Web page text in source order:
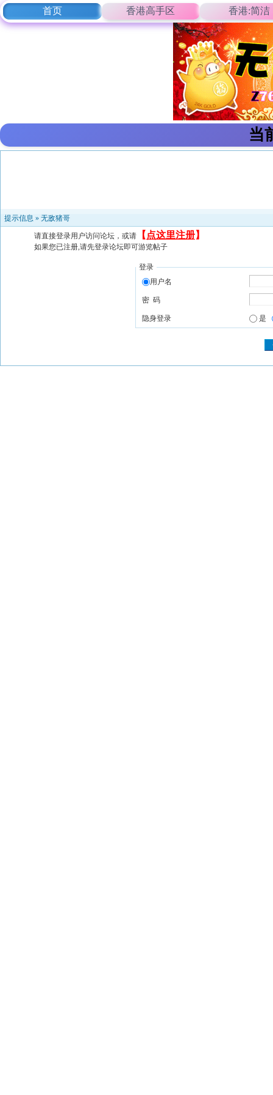
首页 香港高手区 香港:简洁
当
提示信息 » 无敌猪哥
请直接登录用户访问论坛，或请 【 点这里注册】
如果您已注册,请先登录论坛即可游览帖子
登录
用户名
密 码
隐身登录 是